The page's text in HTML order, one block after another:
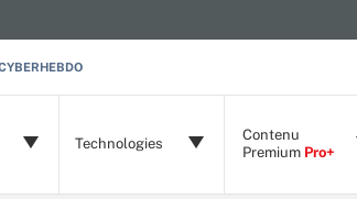
Technologies
Contenu
Premium Pro+